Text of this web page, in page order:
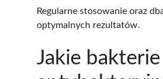
Regularne stosowanie oraz
optymalnych rezultatów.
Jakie